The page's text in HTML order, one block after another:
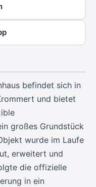
befindet sich in
und bietet
großes Grundstück
wurde im Laufe
erweitert und
die offizielle
in ein